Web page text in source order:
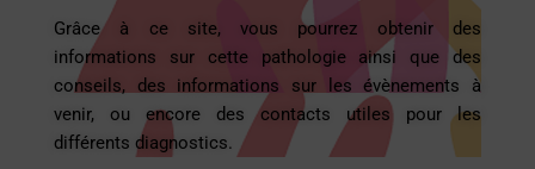
Grâce à ce site, vous pourrez obtenir des
informations sur cette pathologie ainsi que des
conseils, des informations sur les évènements à
venir, ou encore des contacts utiles pour les
différents diagnostics.